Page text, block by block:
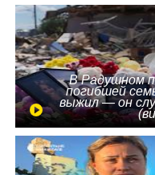
В Радушном
погибшей
выжил — он